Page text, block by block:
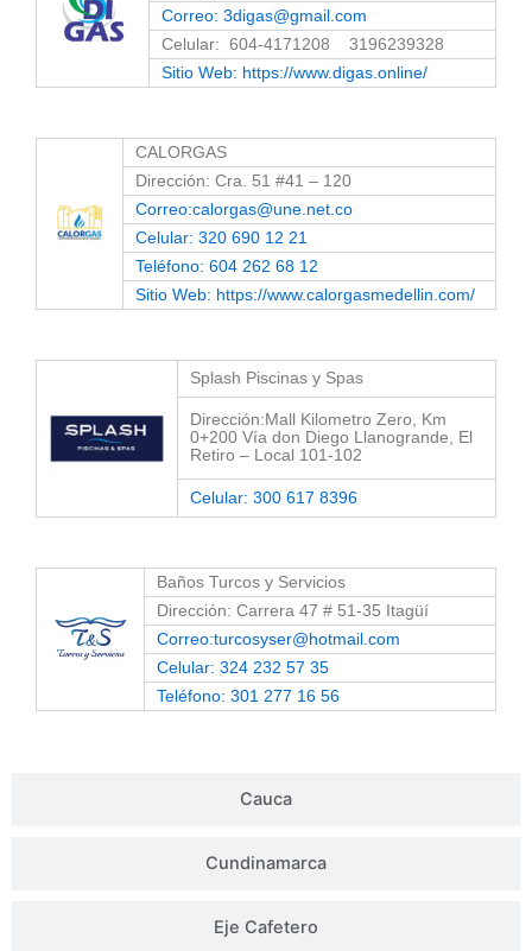
Cauca
Cundinamarca
Eje Cafetero
Correo: 3digas@gmail.com
Celular: 604-4171208 3196239328
Sitio Web: https://www.digas.online/
CALORGAS
Dirección: Cra. 51 #41 – 120
Correo:calorgas@une.net.co
Celular: 320 690 12 21
Teléfono: 604 262 68 12
Sitio Web: https://www.calorgasmedellin.com/
Splash Piscinas y Spas
Dirección:Mall Kilometro Zero, Km
0+200 Vía don Diego Llanogrande, El
Retiro – Local 101-102
Celular: 300 617 8396
Baños Turcos y Servicios
Dirección: Carrera 47 # 51-35 Itagüí
Correo:turcosyser@hotmail.com
Celular: 324 232 57 35
Teléfono: 301 277 16 56